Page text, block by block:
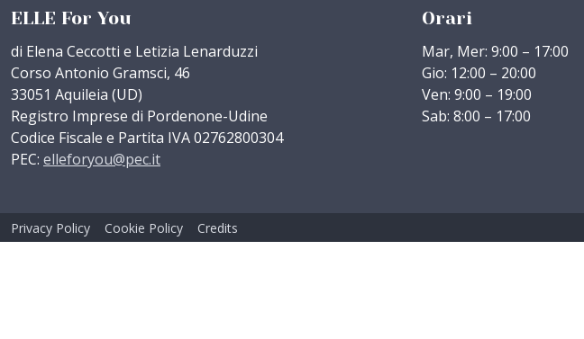
ELLE For You
di Elena Ceccotti e Letizia Lenarduzzi
Corso Antonio Gramsci, 46
33051 Aquileia (UD)
Registro Imprese di Pordenone-Udine
Codice Fiscale e Partita IVA 02762800304
PEC: elleforyou@pec.it
Orari
Mar, Mer: 9:00 – 17:00
Gio: 12:00 – 20:00
Ven: 9:00 – 19:00
Sab: 8:00 – 17:00
Privacy Policy Cookie Policy Credits